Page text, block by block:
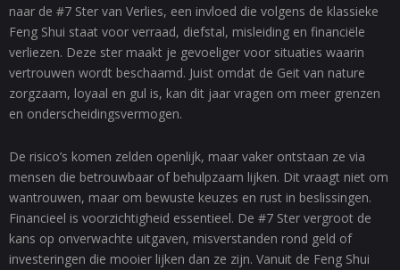
naar de #7 Ster van Verlies, een invloed die volgens de klassieke
Feng Shui staat voor verraad, diefstal, misleiding en financiële
verliezen. Deze ster maakt je gevoeliger voor situaties waarin
vertrouwen wordt beschaamd. Juist omdat de Geit van nature
zorgzaam, loyaal en gul is, kan dit jaar vragen om meer grenzen
en onderscheidingsvermogen.
De risico’s komen zelden openlijk, maar vaker ontstaan ze via
mensen die betrouwbaar of behulpzaam lijken. Dit vraagt niet om
wantrouwen, maar om bewuste keuzes en rust in beslissingen.
Financieel is voorzichtigheid essentieel. De #7 Ster vergroot de
kans op onverwachte uitgaven, misverstanden rond geld of
investeringen die mooier lijken dan ze zijn. Vanuit de Feng Shui